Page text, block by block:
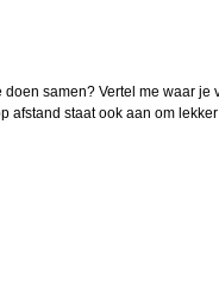
samen? Vertel me waar
afstand staat ook aan om